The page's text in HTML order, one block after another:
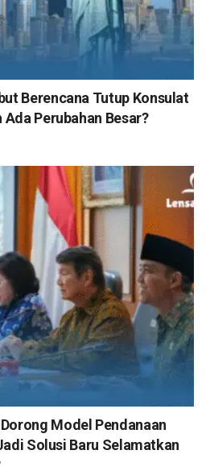
Berencana Tutup Konsulat
Perubahan Besar?
Model Pendanaan
Solusi Baru Selamatkan